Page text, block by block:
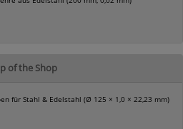
of the Shop
für Stahl & Edelstahl (Ø 125 × 1,0 × 22,23 mm)